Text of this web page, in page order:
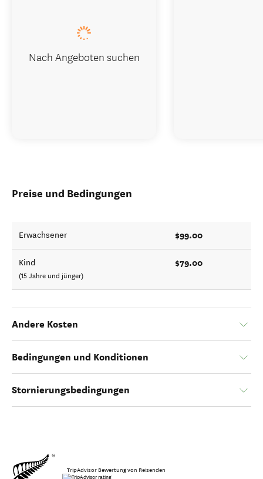
Preise und Bedingungen
Erwachsener $99.00
Kind
(15 Jahre und jünger)
$79.00
Andere Kosten
Bedingungen und Konditionen
Stornierungsbedingungen
TripAdvisor Bewertung von Reisenden
Nach Angeboten suchen